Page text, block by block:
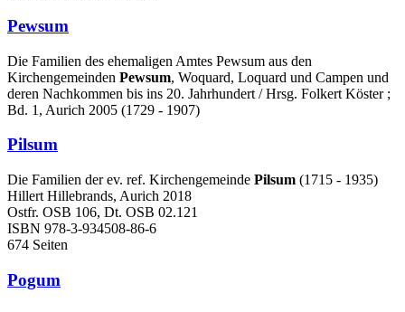
Pewsum
Die Familien des ehemaligen Amtes Pewsum aus den
Kirchengemeinden Pewsum, Woquard, Loquard und Campen und
deren Nachkommen bis ins 20. Jahrhundert / Hrsg. Folkert Köster ;
Bd. 1, Aurich 2005 (1729 - 1907)
Pilsum
Die Familien der ev. ref. Kirchengemeinde Pilsum (1715 - 1935)
Hillert Hillebrands, Aurich 2018
Ostfr. OSB 106, Dt. OSB 02.121
ISBN 978-3-934508-86-6
674 Seiten
Pogum